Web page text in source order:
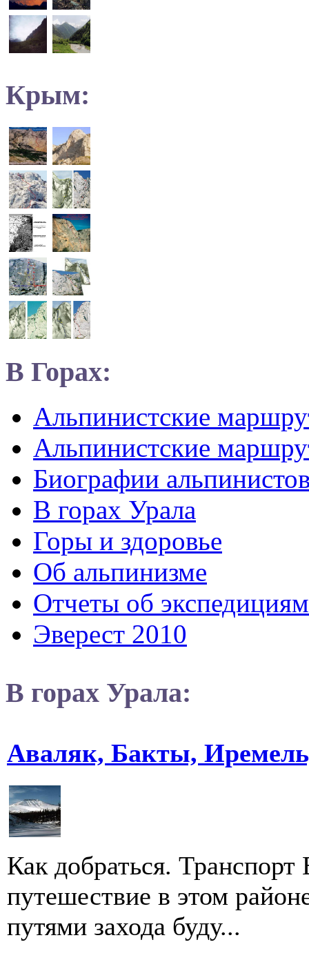
Крым:
В Горах:
Альпинистские
Альпинистские
Биографии
В горах Урала
Горы и здоровье
Об альпинизме
Отчеты об экспедициям
Эверест 2010
В горах Урала:
Аваляк, Бакты,
Как добраться.
путешествие в этом
путями захода буду...